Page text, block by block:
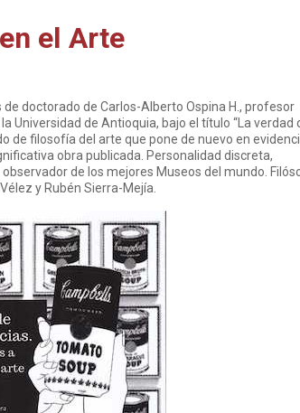
el Arte
de doctorado de Carlos-Alberto Ospina H., profesor
Universidad de Antioquia, bajo el título “La verdad
de filosofía del arte que pone de nuevo en
obra publicada. Personalidad discreta,
de los mejores Museos del mundo.
y Rubén Sierra-Mejía.